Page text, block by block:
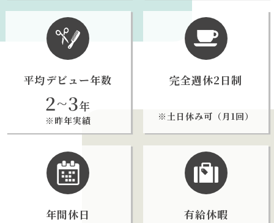
平均デビュー年数
2~3年
※昨年実績
完全週休2日制
※土日休み可（月1回）
年間休日 有給休暇